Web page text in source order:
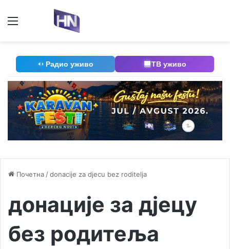
Радио уживо ТВ уживо
Почетна /donacije za djecu bez roditelja
донације за дјецу
без родитеља